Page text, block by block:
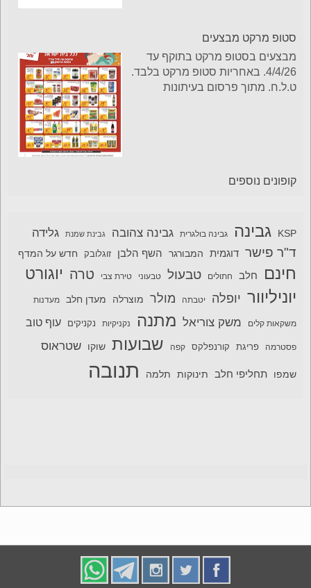
סטופ מרקט מבצעים
מבצעים בסטופ מרקט בתוקף עד
4/4/26. באחריות סטופ מרקט בלבד.
ט.ל.ח. מתוך פרסום בעיתונות
קופונים נוספים
KSP גבינה גבינה בולגרית גבינה צהובה גבינת שמנת גלידה
ד"ר פישר דוגמית המבורגר השף הלבן זוגלובק חדש על המדף
חינם חלב חתולים טבעול טבעוני טירת צבי טרה יוגורט
יוניליוור יופלה יטבתה מולר מוצרלה מעדן חלב מעדנות
משקאות קלים משק צוריאל מתנה נקניקיות נקניקים עוף טוב
פסטרמה פריגת קורנפלקס קפה שבועות שוקו שטראוס
שמפו תחליפי חלב תינוקות תלמה תנובה